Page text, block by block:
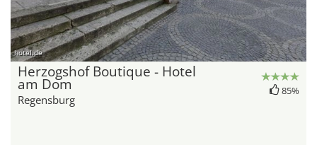
hotel.de
Herzogshof Boutique - Hotel
am Dom
Regensburg
85%